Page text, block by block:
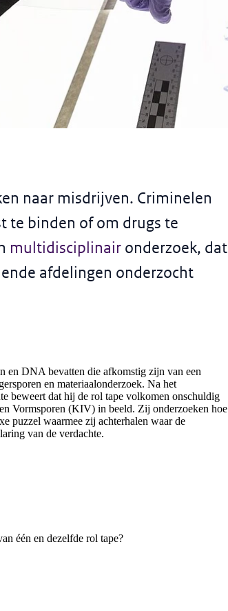
naar misdrijven. Criminelen
te binden of om drugs te
multidisciplinair onderzoek, dat
afdelingen onderzocht
en DNA bevatten die afkomstig zijn van een
en materiaalonderzoek. Na het
beweert dat hij de rol tape volkomen onschuldig
Vormsporen (KIV) in beeld. Zij onderzoeken hoe
puzzel waarmee zij achterhalen waar de
van de verdachte.
één en dezelfde rol tape?